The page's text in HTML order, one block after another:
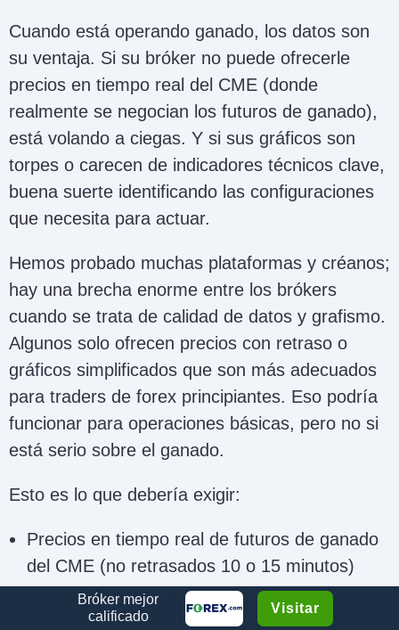
Bróker mejor
calificado
Visitar
Cuando está operando ganado, los datos son
su ventaja. Si su bróker no puede ofrecerle
precios en tiempo real del CME (donde
realmente se negocian los futuros de ganado),
está volando a ciegas. Y si sus gráficos son
torpes o carecen de indicadores técnicos clave,
buena suerte identificando las configuraciones
que necesita para actuar.
Hemos probado muchas plataformas y créanos;
hay una brecha enorme entre los brókers
cuando se trata de calidad de datos y grafismo.
Algunos solo ofrecen precios con retraso o
gráficos simplificados que son más adecuados
para traders de forex principiantes. Eso podría
funcionar para operaciones básicas, pero no si
está serio sobre el ganado.
Esto es lo que debería exigir:
Precios en tiempo real de futuros de ganado
del CME (no retrasados 10 o 15 minutos)
Acceso a informes de inventario y fuentes de